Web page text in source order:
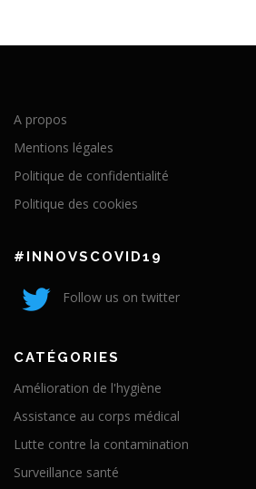
A propos
Mentions légales
Politique de confidentialité
Politique des cookies
#INNOVSCOVID19
Follow us on twitter
CATÉGORIES
Amélioration de l'hygiène
Assistance au corps médical
Lutte contre la contamination
Surveillance santé